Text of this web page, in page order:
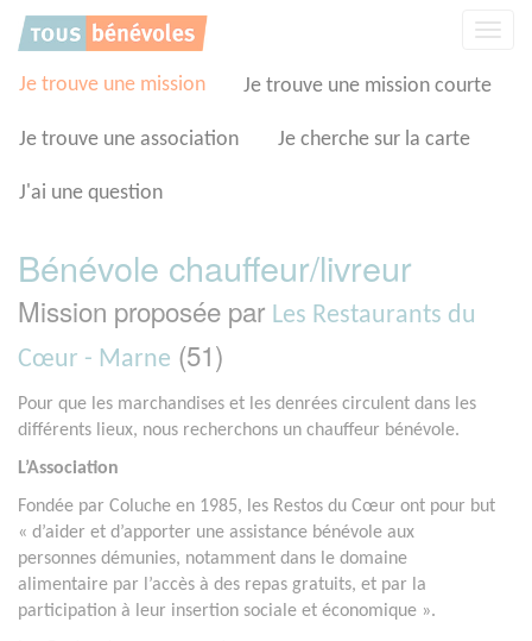
Je trouve une mission Je trouve une mission courte
Je trouve une association Je cherche sur la carte
J'ai une question
Bénévole chauffeur/livreur
Mission proposée par Les Restaurants du
Cœur - Marne (51)
Pour que les marchandises et les denrées circulent dans les
différents lieux, nous recherchons un chauffeur bénévole.
L’Association
Fondée par Coluche en 1985, les Restos du Cœur ont pour but
« d’aider et d’apporter une assistance bénévole aux
personnes démunies, notamment dans le domaine
alimentaire par l’accès à des repas gratuits, et par la
participation à leur insertion sociale et économique ».
Panneau de gestion des cookies